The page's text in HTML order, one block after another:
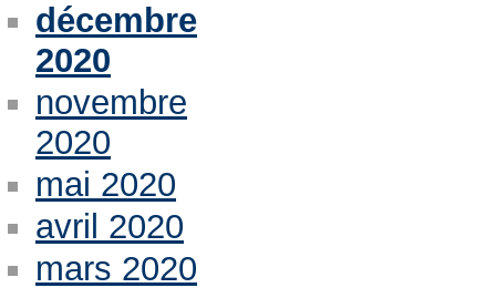
décembre
2020
novembre
2020
mai 2020
avril 2020
mars 2020